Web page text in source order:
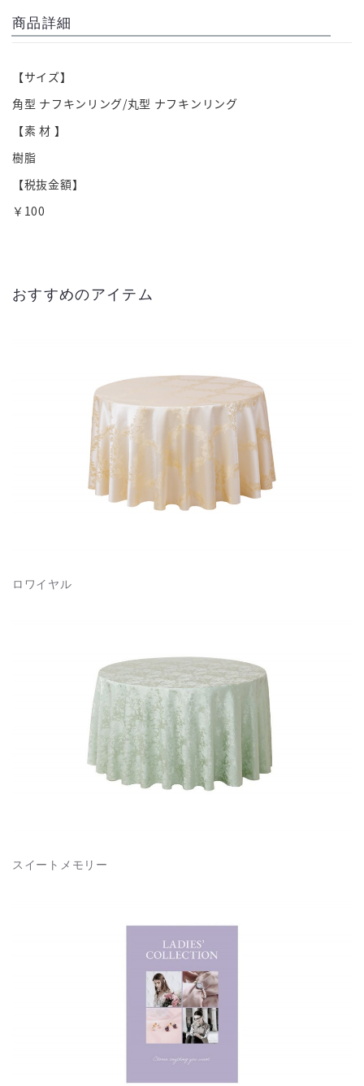
商品詳細
【サイズ】
角型 ナフキンリング/丸型 ナフキンリング
【素 材 】
樹脂
【税抜金額】
￥100
おすすめのアイテム
ロワイヤル
スイートメモリー